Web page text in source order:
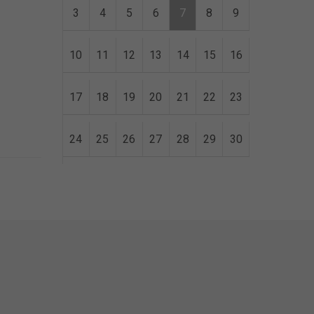
3 4 5 6 7 8 9
10 11 12 13 14 15 16
17 18 19 20 21 22 23
24 25 26 27 28 29 30